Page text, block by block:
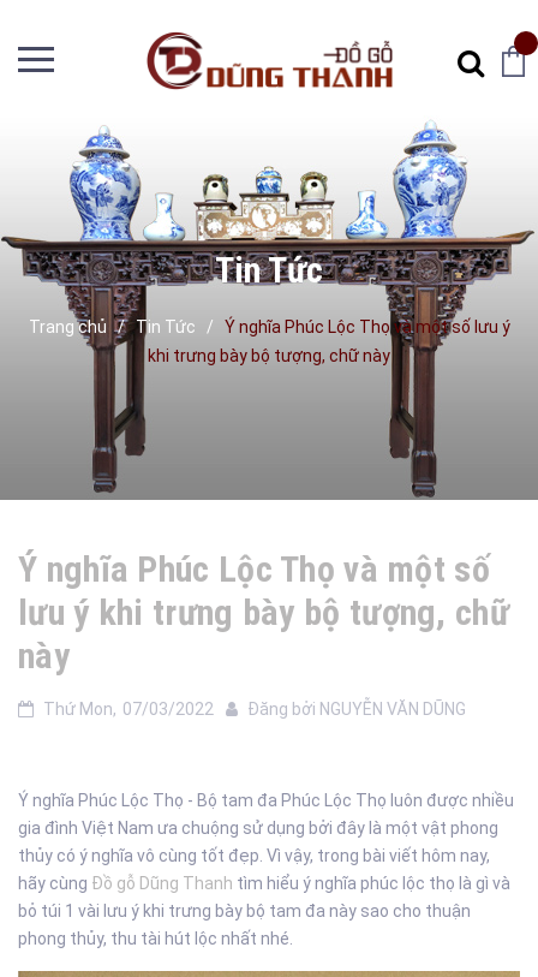
Tin Tức
Trang chủ / Tin Tức /
Ý nghĩa Phúc Lộc Thọ và một số lưu ý
khi trưng bày bộ tượng, chữ này
Ý nghĩa Phúc Lộc Thọ và một số
lưu ý khi trưng bày bộ tượng, chữ
này
Thứ Mon, 07/03/2022 Đăng bởi NGUYỄN VĂN DŨNG
Ý nghĩa Phúc Lộc Thọ - Bộ tam đa Phúc Lộc Thọ luôn được nhiều
gia đình Việt Nam ưa chuộng sử dụng bởi đây là một vật phong
thủy có ý nghĩa vô cùng tốt đẹp. Vì vậy, trong bài viết hôm nay,
hãy cùng Đồ gỗ Dũng Thanh tìm hiểu ý nghĩa phúc lộc thọ là gì và
bỏ túi 1 vài lưu ý khi trưng bày bộ tam đa này sao cho thuận
phong thủy, thu tài hút lộc nhất nhé.